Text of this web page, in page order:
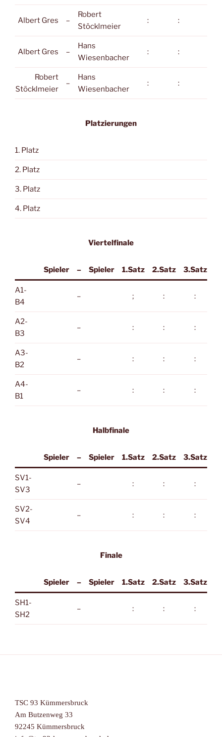
Albert Gres –
Robert
Stöcklmeier
: :
Albert Gres –
Hans
Wiesenbacher
: :
Robert
Stöcklmeier
–
Hans
Wiesenbacher
: :
Platzierungen
1. Platz
2. Platz
3. Platz
4. Platz
Viertelfinale
Spieler – Spieler 1.Satz 2.Satz 3.Satz
A1-
B4
– ; : :
A2-
B3
– : : :
A3-
B2
– : : :
A4-
B1
– : : :
Halbfinale
Spieler – Spieler 1.Satz 2.Satz 3.Satz
SV1-
SV3
– : : :
SV2-
SV4
– : : :
Finale
Spieler – Spieler 1.Satz 2.Satz 3.Satz
SH1-
SH2
– : : :
TSC 93 Kümmersbruck
Am Butzenweg 33
92245 Kümmersbruck